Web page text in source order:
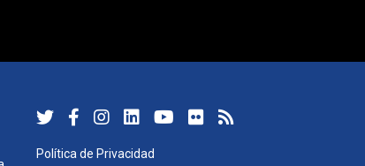
Política de Privacidad